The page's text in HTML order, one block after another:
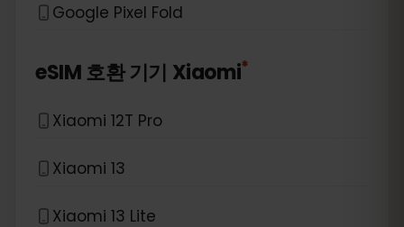
Google Pixel Fold
eSIM 호환 기기 Xiaomi*
Xiaomi 12T Pro
Xiaomi 13
Xiaomi 13 Lite